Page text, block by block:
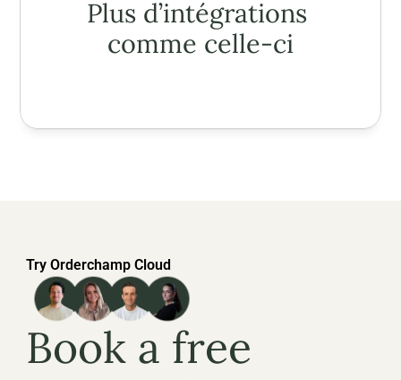
Plus d’intégrations
comme celle-ci
Try Orderchamp Cloud
Book a free